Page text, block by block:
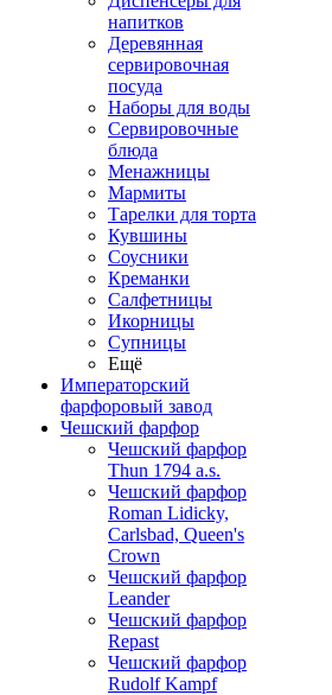
напитков
Деревянная
сервировочная
посуда
Наборы для воды
Сервировочные
блюда
Менажницы
Мармиты
Тарелки для торта
Кувшины
Соусники
Креманки
Салфетницы
Икорницы
Супницы
Ещё
Императорский
фарфоровый завод
Чешский фарфор
Чешский фарфор
Thun 1794 a.s.
Чешский фарфор
Roman Lidicky,
Carlsbad, Queen's
Crown
Чешский фарфор
Leander
Чешский фарфор
Repast
Чешский фарфор
Rudolf Kampf